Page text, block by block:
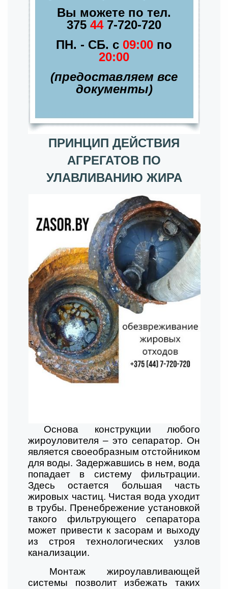
Вы можете по тел.
375 447-720-720
ПН. - СБ. с 09:00 по
20:00
(предоставляем все
документы)
ПРИНЦИП ДЕЙСТВИЯ
АГРЕГАТОВ ПО
УЛАВЛИВАНИЮ ЖИРА
Основа конструкции любого
жироуловителя – это сепаратор. Он
является своеобразным отстойником
для воды. Задержавшись в нем, вода
попадает в систему фильтрации.
Здесь остается большая часть
жировых частиц. Чистая вода уходит
в трубы. Пренебрежение установкой
такого фильтрующего сепаратора
может привести к засорам и выходу
из строя технологических узлов
канализации.
Монтаж жироулавливающей
системы позволит избежать таких